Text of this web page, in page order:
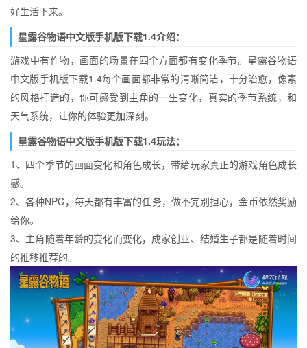
好生活下来。
星露谷物语中文版手机版下载1.4介绍：
游戏中有作物，画面的场景在四个方面都有变化季节。星露谷物语
中文版手机版下载1.4每个画面都非常的清晰简洁，十分治愈，像素
的风格打造的，你可感受到主角的一生变化，真实的季节系统，和
天气系统，让你的体验更加深刻。
星露谷物语中文版手机版下载1.4玩法：
1、四个季节的画面变化和角色成长，带给玩家真正的游戏角色成长
感。
2、各种NPC，每天都有丰富的任务，做不完别担心，金币依然奖励
给你。
3、主角随着年龄的变化而变化，成家创业、结婚生子都是随着时间
的推移推荐的。